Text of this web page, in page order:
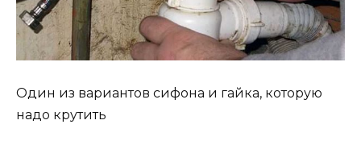
Один из вариантов сифона и гайка, которую
надо крутить